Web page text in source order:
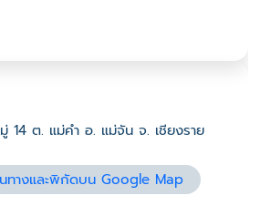
14 ต. แม่คำ อ. แม่จัน จ. เชียงราย
ทางและพิกัดบน Google Map